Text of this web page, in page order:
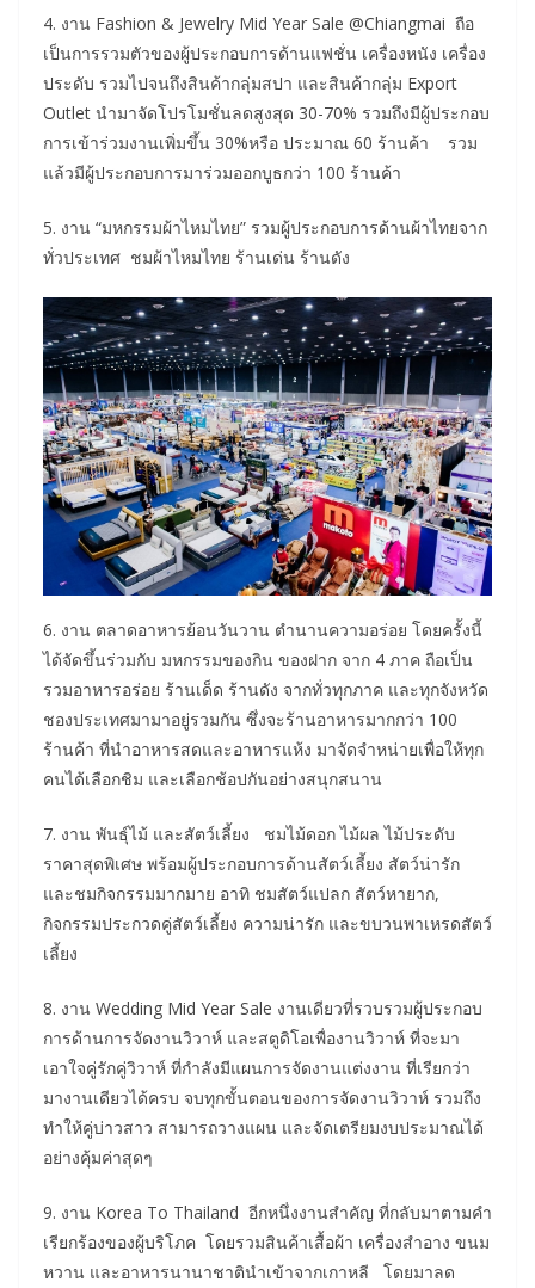
4. งาน Fashion & Jewelry Mid Year Sale @Chiangmai ถือ
เป็นการรวมตัวของผู้ประกอบการด้านแฟชั่น เครื่องหนัง เครื่อง
ประดับ รวมไปจนถึงสินค้ากลุ่มสปา และสินค้ากลุ่ม Export
Outlet นำมาจัดโปรโมชั่นลดสูงสุด 30-70% รวมถึงมีผู้ประกอบ
การเข้าร่วมงานเพิ่มขึ้น 30%หรือ ประมาณ 60 ร้านค้า รวม
แล้วมีผู้ประกอบการมาร่วมออกบูธกว่า 100 ร้านค้า
5. งาน “มหกรรมผ้าไหมไทย” รวมผู้ประกอบการด้านผ้าไทยจาก
ทั่วประเทศ ชมผ้าไหมไทย ร้านเด่น ร้านดัง
6. งาน ตลาดอาหารย้อนวันวาน ตำนานความอร่อย โดยครั้งนี้
ได้จัดขึ้นร่วมกับ มหกรรมของกิน ของฝาก จาก 4 ภาค ถือเป็น
รวมอาหารอร่อย ร้านเด็ด ร้านดัง จากทั่วทุกภาค และทุกจังหวัด
ชองประเทศมามาอยู่รวมกัน ซึ่งจะร้านอาหารมากกว่า 100
ร้านค้า ที่นำอาหารสดและอาหารแห้ง มาจัดจำหน่ายเพื่อให้ทุก
คนได้เลือกชิม และเลือกช้อปกันอย่างสนุกสนาน
7. งาน พันธุ์ไม้ และสัตว์เลี้ยง ชมไม้ดอก ไม้ผล ไม้ประดับ
ราคาสุดพิเศษ พร้อมผู้ประกอบการด้านสัตว์เลี้ยง สัตว์น่ารัก
และชมกิจกรรมมากมาย อาทิ ชมสัตว์แปลก สัตว์หายาก,
กิจกรรมประกวดคู่สัตว์เลี้ยง ความน่ารัก และขบวนพาเหรดสัตว์
เลี้ยง
8. งาน Wedding Mid Year Sale งานเดียวที่รวบรวมผู้ประกอบ
การด้านการจัดงานวิวาห์ และสตูดิโอเพื่องานวิวาห์ ที่จะมา
เอาใจคู่รักคู่วิวาห์ ที่กำลังมีแผนการจัดงานแต่งงาน ที่เรียกว่า
มางานเดียวได้ครบ จบทุกขั้นตอนของการจัดงานวิวาห์ รวมถึง
ทำให้คู่บ่าวสาว สามารถวางแผน และจัดเตรียมงบประมาณได้
อย่างคุ้มค่าสุดๆ
9. งาน Korea To Thailand อีกหนึ่งงานสำคัญ ที่กลับมาตามคำ
เรียกร้องของผู้บริโภค โดยรวมสินค้าเสื้อผ้า เครื่องสำอาง ขนม
หวาน และอาหารนานาชาตินำเข้าจากเกาหลี โดยมาลด